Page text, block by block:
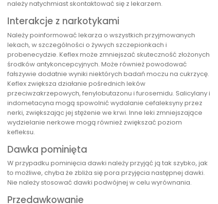
należy natychmiast skontaktować się z lekarzem.
Interakcje z narkotykami
Należy poinformować lekarza o wszystkich przyjmowanych
lekach, w szczególności o żywych szczepionkach i
probenecydzie. Keflex może zmniejszać skuteczność złożonych
środków antykoncepcyjnych. Może również powodować
fałszywie dodatnie wyniki niektórych badań moczu na cukrzycę.
Keflex zwiększa działanie pośrednich leków
przeciwzakrzepowych, fenylobutazonu i furosemidu. Salicylany i
indometacyna mogą spowolnić wydalanie cefaleksyny przez
nerki, zwiększając jej stężenie we krwi. Inne leki zmniejszające
wydzielanie nerkowe mogą również zwiększać poziom
kefleksu.
Dawka pominięta
W przypadku pominięcia dawki należy przyjąć ją tak szybko, jak
to możliwe, chyba że zbliża się pora przyjęcia następnej dawki.
Nie należy stosować dawki podwójnej w celu wyrównania.
Przedawkowanie